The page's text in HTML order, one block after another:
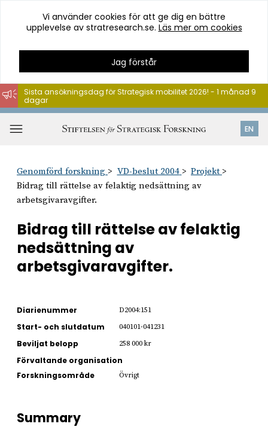
Hoppa
till
innehåll
Vi använder cookies för att ge dig en bättre
upplevelse av stratresearch.se. Läs mer om cookies
Jag förstår
EN
Sista ansökningsdag för Strategisk mobilitet 2026! - 1 månad 9
dagar
Genomförd forskning VD-beslut 2004
Projekt
Bidrag till rättelse av felaktig nedsättning av
arbetsgivaravgifter.
Bidrag till rättelse av felaktig
nedsättning av
arbetsgivaravgifter.
Diarienummer D2004:151
Start- och slutdatum 040101-041231
Beviljat belopp 258 000 kr
Förvaltande organisation
Forskningsområde
Övrigt
Summary